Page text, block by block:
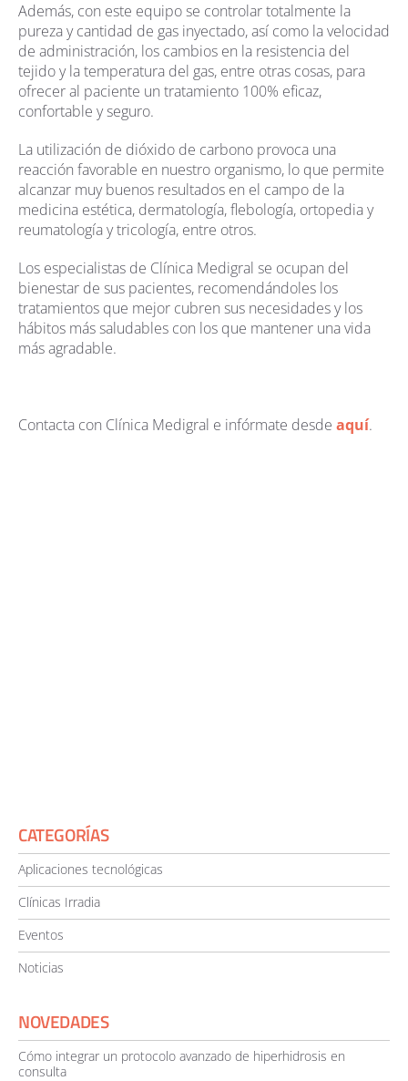
Además, con este equipo se controlar totalmente la
pureza y cantidad de gas inyectado, así como la velocidad
de administración, los cambios en la resistencia del
tejido y la temperatura del gas, entre otras cosas, para
ofrecer al paciente un tratamiento 100% eficaz,
confortable y seguro.
La utilización de dióxido de carbono provoca una
reacción favorable en nuestro organismo, lo que permite
alcanzar muy buenos resultados en el campo de la
medicina estética, dermatología, flebología, ortopedia y
reumatología y tricología, entre otros.
Los especialistas de Clínica Medigral se ocupan del
bienestar de sus pacientes, recomendándoles los
tratamientos que mejor cubren sus necesidades y los
hábitos más saludables con los que mantener una vida
más agradable.
Contacta con Clínica Medigral e infórmate desde aquí.
CATEGORÍAS
Aplicaciones tecnológicas
Clínicas Irradia
Eventos
Noticias
NOVEDADES
Cómo integrar un protocolo avanzado de hiperhidrosis en
consulta